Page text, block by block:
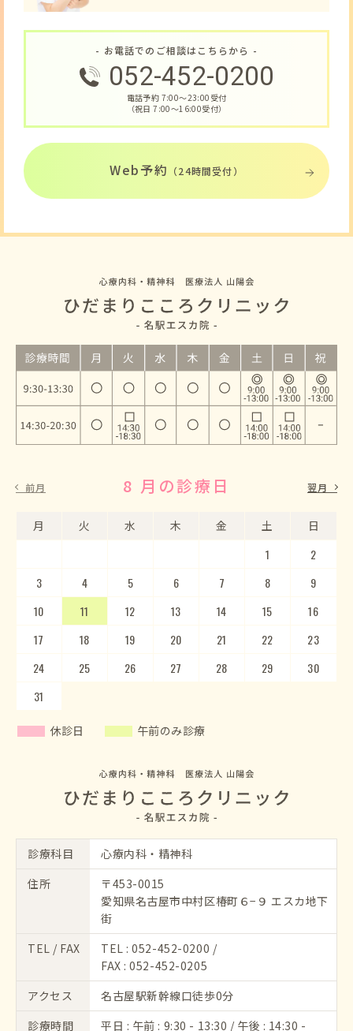
- お電話でのご相談はこちらから -
052-452-0200
電話予約 7:00〜23:00受付
（祝日 7:00〜16:00受付）
Web予約 （24時間受付）
前月 8 月の診療日
月 火 水 木 金 土 日
1
2
3
4 5 6 7 8
9
10
11 12 13 14 15
16
17
18 19 20 21 22
23
24
25 26 27 28 29
30
31
9 月の診療日
月 火 水 木 金 土 日
5
6
7
8 9 10 11 12
13
14
15 16 17 18 19
20
21
22 23 24 25 26
27
28
29 30
翌月
休診日 午前のみ診療
診療科目
心療内科・精神科
住所
〒453-0015
愛知県名古屋市中村区椿町６−９ エスカ地下
街
TEL / FAX
TEL :052-452-0200 /
FAX : 052-452-0205
アクセス
名古屋駅新幹線口徒歩0分
診療時間
平日 : 午前 : 9:30 - 13:30 / 午後 : 14:30 -